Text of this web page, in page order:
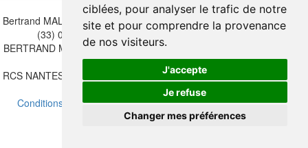
ciblées, pour analyser le trafic de notre
site et pour comprendre la provenance
de nos visiteurs.
J'accepte
Je refuse
Changer mes préférences
Bertrand MALVAUX - 22 rue Crébillon, 44000 Nantes - FRANCE - Tél.
(33) 02 40 733 600 — bertrand.malvaux@wanadoo.fr
BERTRAND MALVAUX - ÉDITIONS DU CANONNIER SARL au capital
de 47.000 EUROS
RCS NANTES B 442 295 077 - N° INTRACOMMUNAUTAIRE CEE FR
30 442 295 077
Conditions de vente-Mettre à jour vos préférences de cookies